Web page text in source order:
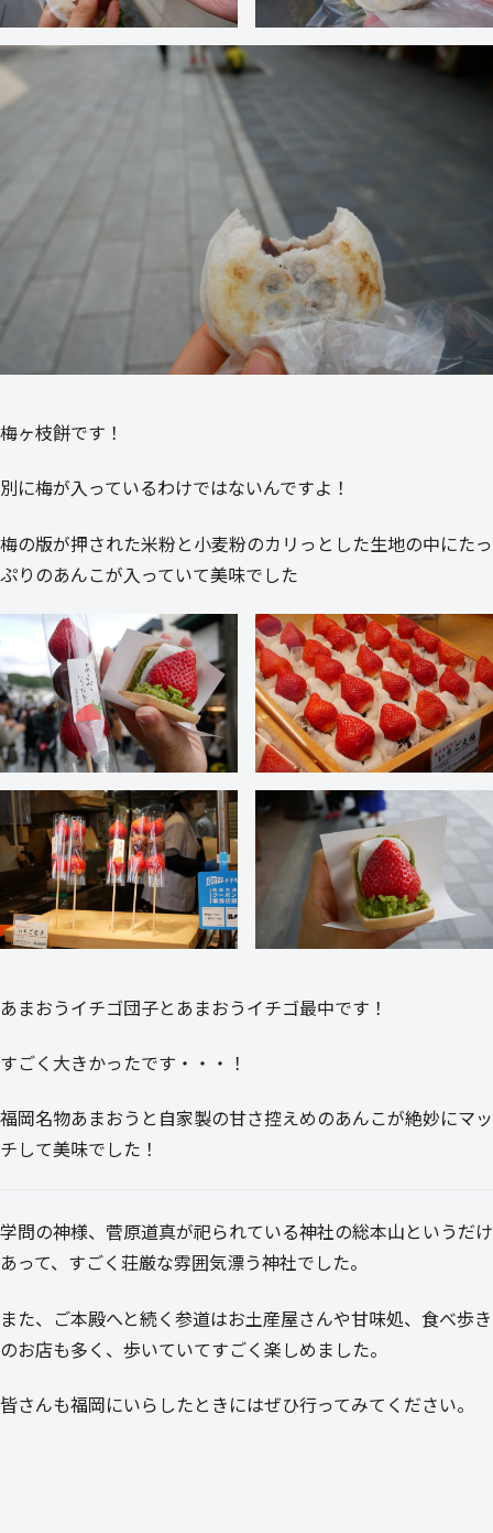
梅ヶ枝餅です！
別に梅が入っているわけではないんですよ！
梅の版が押された米粉と小麦粉のカリっとした生地の中にたっ
ぷりのあんこが入っていて美味でした
あまおうイチゴ団子とあまおうイチゴ最中です！
すごく大きかったです・・・！
福岡名物あまおうと自家製の甘さ控えめのあんこが絶妙にマッ
チして美味でした！
学問の神様、菅原道真が祀られている神社の総本山というだけ
あって、すごく荘厳な雰囲気漂う神社でした。
また、ご本殿へと続く参道はお土産屋さんや甘味処、食べ歩き
のお店も多く、歩いていてすごく楽しめました。
皆さんも福岡にいらしたときにはぜひ行ってみてください。